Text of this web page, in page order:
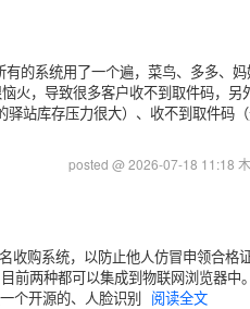
的系统用了一个遍，菜鸟、多多、
火，导致很多客户收不到取件码，
站库存压力很大）、收不到取件码
posted @ 2026-07-18 11:18
购系统，以防止他人仿冒申领合格
前两种都可以集成到物联网浏览器中
个开源的、人脸识别 阅读全文